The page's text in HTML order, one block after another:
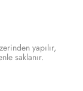
yapılır,
saklanır.